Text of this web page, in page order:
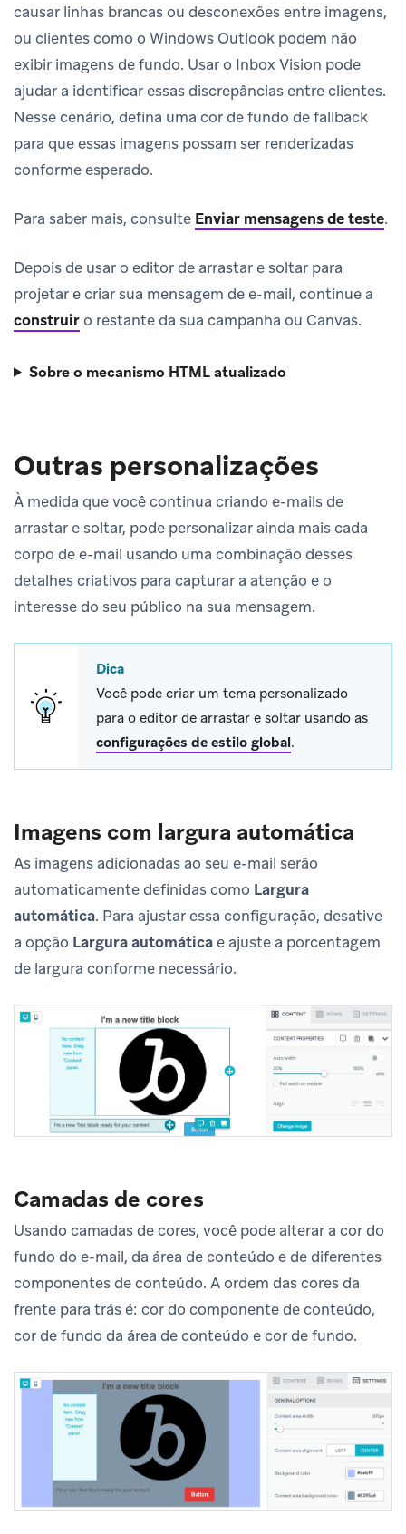
causar linhas brancas ou desconexões entre imagens,
ou clientes como o Windows Outlook podem não
exibir imagens de fundo. Usar o Inbox Vision pode
ajudar a identificar essas discrepâncias entre clientes.
Nesse cenário, defina uma cor de fundo de fallback
para que essas imagens possam ser renderizadas
conforme esperado.
Para saber mais, consulte Enviar mensagens de teste.
Depois de usar o editor de arrastar e soltar para
projetar e criar sua mensagem de e-mail, continue a
construiro restante da sua campanha ou Canvas.
Sobre o mecanismo HTML atualizado
Outras personalizações
À medida que você continua criando e-mails de
arrastar e soltar, pode personalizar ainda mais cada
corpo de e-mail usando uma combinação desses
detalhes criativos para capturar a atenção e o
interesse do seu público na sua mensagem.
Dica
Você pode criar um tema personalizado
para o editor de arrastar e soltar usando as
configurações de estilo global.
Imagens com largura automática
As imagens adicionadas ao seu e-mail serão
automaticamente definidas como Largura
automática. Para ajustar essa configuração, desative
a opção Largura automáticae ajuste a porcentagem
de largura conforme necessário.
Camadas de cores
Usando camadas de cores, você pode alterar a cor do
fundo do e-mail, da área de conteúdo e de diferentes
componentes de conteúdo. A ordem das cores da
frente para trás é: cor do componente de conteúdo,
cor de fundo da área de conteúdo e cor de fundo.